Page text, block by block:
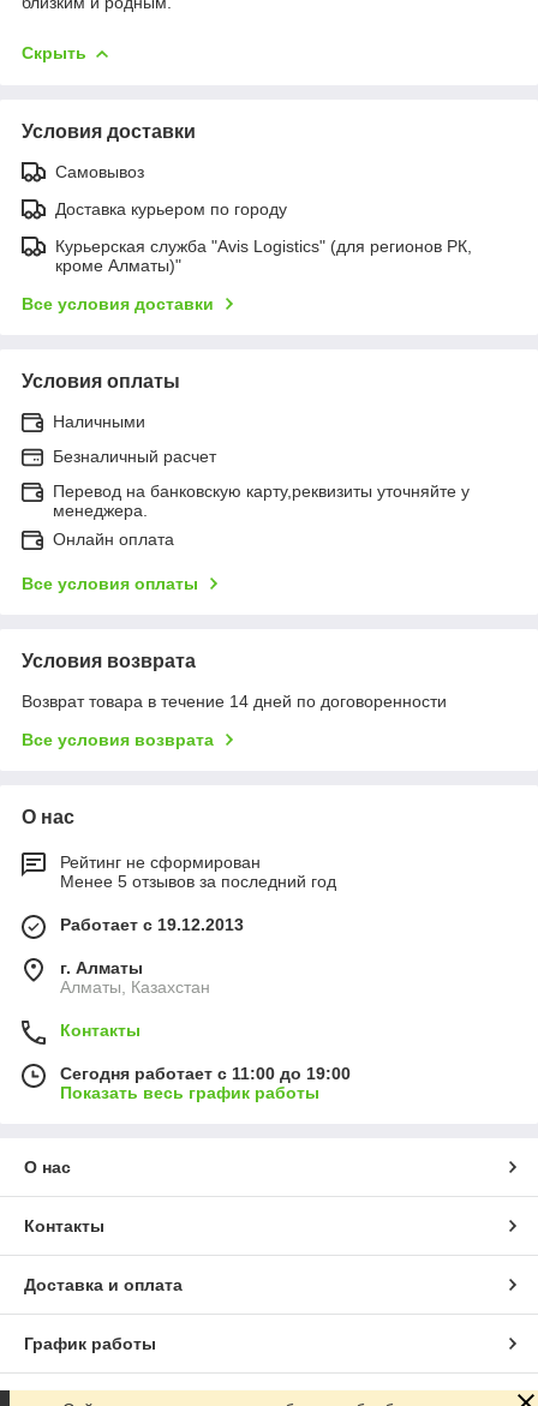
Скрыть
Условия доставки
Самовывоз
Доставка курьером по городу
Курьерская служба "Avis Logistics" (для регионов РК,
кроме Алматы)"
Все условия доставки
Условия оплаты
Наличными
Безналичный расчет
Перевод на банковскую карту,реквизиты уточняйте у
менеджера.
Онлайн оплата
Все условия оплаты
Условия возврата
Возврат товара в течение 14 дней по договоренности
Все условия возврата
О нас
Рейтинг не сформирован
Менее 5 отзывов за последний год
Работает с 19.12.2013
г. Алматы
Алматы, Казахстан
Контакты
Сегодня работает с 11:00 до 19:00
Показать весь график работы
О нас
Контакты
Доставка и оплата
График работы
Полная версия сайта